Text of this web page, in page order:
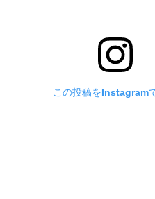
この投稿をInstagram